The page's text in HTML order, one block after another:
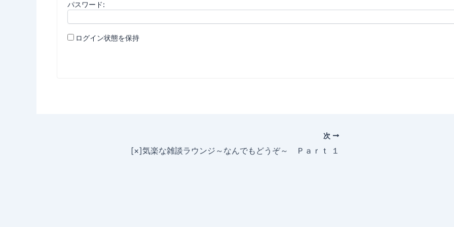
パスワード:
ログイン状態を保持
次
[×]気楽な雑談ラウンジ～なんでもどうぞ～ Ｐａｒｔ １